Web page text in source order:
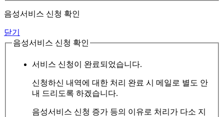
음성서비스 신청 확인
닫기
음성서비스 신청 확인
서비스 신청이 완료되었습니다.
신청하신 내역에 대한 처리 완료 시 메일로 별도 안
내 드리도록 하겠습니다.
음성서비스 신청 증가 등의 이유로 처리가 다소 지